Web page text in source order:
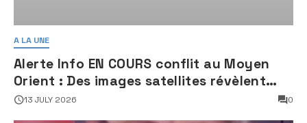
A LA UNE
Alerte Info EN COURS conflit au Moyen
Orient : Des images satellites révèlent
une activité jugée « inquiétante » sur
13 JULY 2026 0